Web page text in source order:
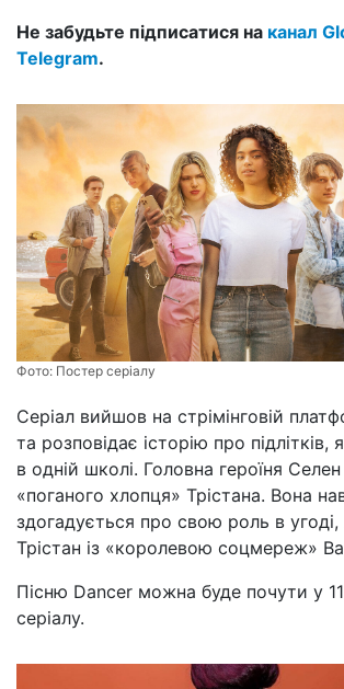
Не забудьте підписатися на канал
Telegram.
Фото: Постер серіалу
Серіал вийшов на стрімінговій
та розповідає історію про підлітків,
в одній школі. Головна героїня
«поганого хлопця» Трістана. Вона
здогадується про свою роль в угоді,
Трістан із «королевою соцмереж»
Пісню Dancer можна буде почути у
серіалу.